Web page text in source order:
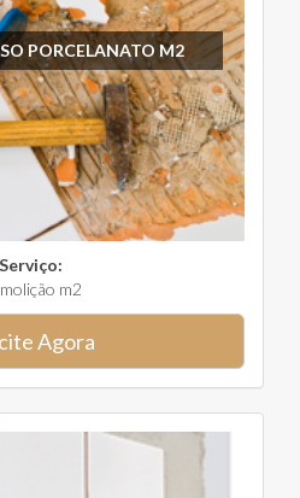
PORCELANATO M2
Serviço:
m2
Agora